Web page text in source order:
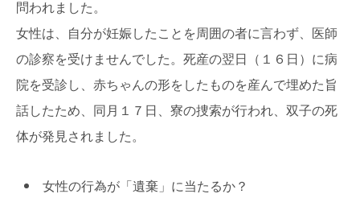
問われました。
女性は、自分が妊娠したことを周囲の者に言わず、医師
の診察を受けませんでした。死産の翌日（１６日）に病
院を受診し、赤ちゃんの形をしたものを産んで埋めた旨
話したため、同月１７日、寮の捜索が行われ、双子の死
体が発見されました。
女性の行為が「遺棄」に当たるか？